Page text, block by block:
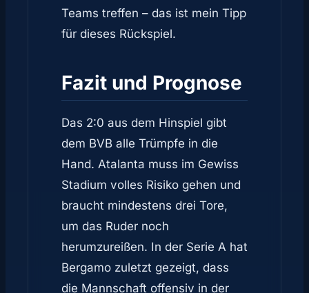
Teams treffen – das ist mein Tipp
für dieses Rückspiel.
Fazit und Prognose
Das 2:0 aus dem Hinspiel gibt
dem BVB alle Trümpfe in die
Hand. Atalanta muss im Gewiss
Stadium volles Risiko gehen und
braucht mindestens drei Tore,
um das Ruder noch
herumzureißen. In der Serie A hat
Bergamo zuletzt gezeigt, dass
die Mannschaft offensiv in der